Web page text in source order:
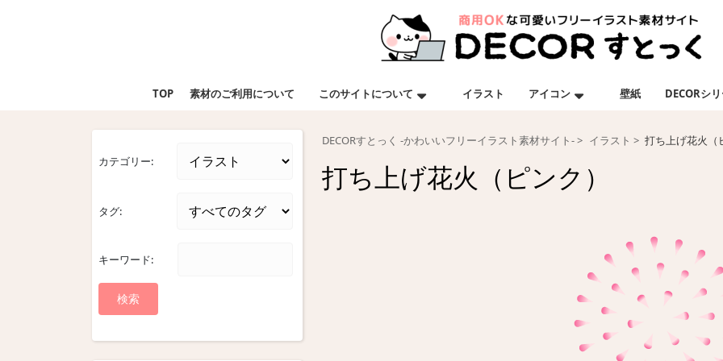
TOP 素材のご利用について このサイトについて イラスト アイコン 壁紙 DECORシ
カテゴリー:
タグ:
キーワード:
DECORすとっく -かわいいフリーイラスト素材サイト- イラスト 打ち上げ花火（
打ち上げ花火（ピンク）